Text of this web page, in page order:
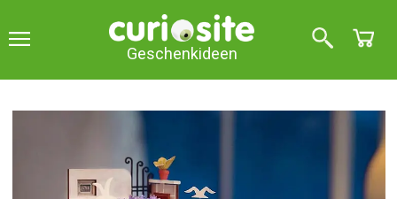
Geschenkideen